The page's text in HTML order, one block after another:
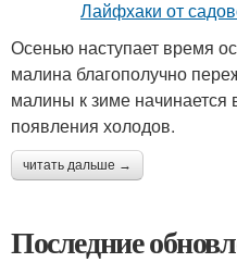
Осенью наступает время
малина благополучно
малины к зиме начинается
появления холодов.
читать дальше →
Последние